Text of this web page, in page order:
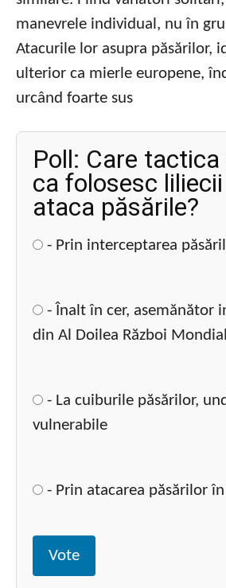
manevrele individual, nu în
Atacurile lor asupra păsărilor,
ulterior ca mierle europene,
urcând foarte sus
Poll: Care
ca folosesc
ataca păsările?
- Prin interceptarea
- Înalt în cer, asemănător
din Al Doilea Război Mondial
- La cuiburile păsărilor,
vulnerabile
- Prin atacarea păsărilor
Vote